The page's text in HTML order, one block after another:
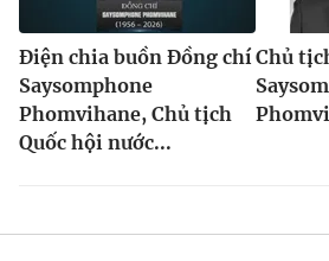
Điện chia buồn Đồng chí
Saysomphone
Phomvihane, Chủ tịch
Quốc hội nước...
Chủ